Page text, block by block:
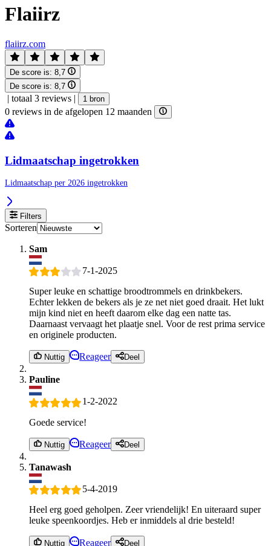
Flaiirz
flaiirz.com
De score is: 8,7
De score is: 8,7
| totaal 3 reviews | 1 bron
0 reviews in de afgelopen 12 maanden
Lidmaatschap ingetrokken
Lidmaatschap per 2026 ingetrokken
Filters
Sorteren
Sam
7-1-2025
Super leuke en schattige broodtrommels en drinkbekers.
Echter lekken de bekers als je ze net niet goed draait. Het lukt
mijn kind niet en heeft daarom elke dag een natte tas.
Daarnaast vervaagt het plaatje snel. Voor de rest prima service
en originele producten.
Nuttig Reageer Deel
Pauline
1-2-2022
Goede service!
Nuttig Reageer Deel
Tanawash
5-4-2019
Heel erg goed geholpen. Zeer vriendelijk! En uiteraard super
leuke speenkoordjes. Heb er inmiddels al drie besteld!
Nuttig Reageer Deel